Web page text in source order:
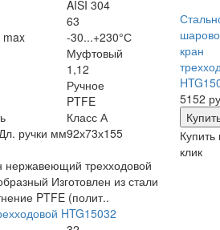
AISI 304
63
max
-30...+230°С
Муфтовый
1,12
Ручное
PTFE
Класс А
ручки мм92х73х155
нержавеющий трехходовой
Изготовлен из стали
PTFE (полит..
кран
5152
Купить
клик
HTG15032